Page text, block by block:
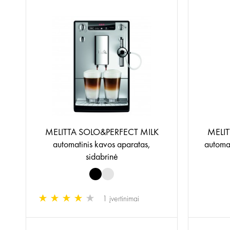
MELITTA SOLO&PERFECT MILK
automatinis kavos aparatas,
sidabrinė
1 įvertinimai